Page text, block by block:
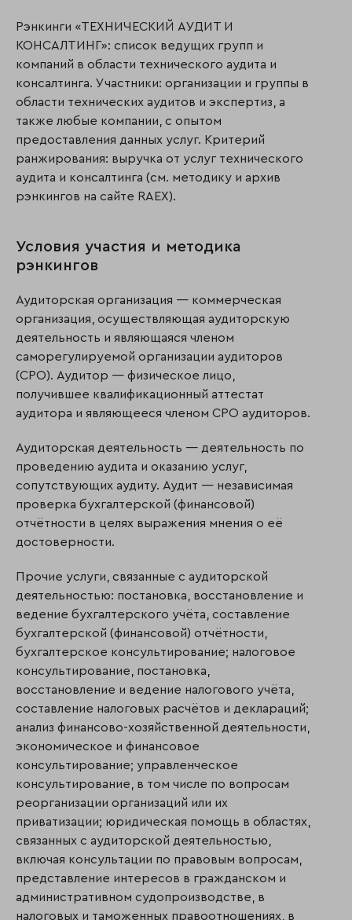
Рэнкинги «ТЕХНИЧЕСКИЙ АУДИТ И
КОНСАЛТИНГ»: список ведущих групп и
компаний в области технического аудита и
консалтинга. Участники: организации и группы в
области технических аудитов и экспертиз, а
также любые компании, с опытом
предоставления данных услуг. Критерий
ранжирования: выручка от услуг технического
аудита и кон­салтинга (см. методику и архив
рэнкингов на сайте RAEX).
Условия участия и методика
рэнкингов
Аудиторская организация — коммерческая
организация, осуществляющая аудиторскую
деятельность и являющаяся членом
саморегулируемой организации аудиторов
(СРО). Аудитор — физическое лицо,
получившее квалификационный аттестат
аудитора и являющееся членом СРО аудиторов.
Аудиторская деятельность — деятельность по
проведению аудита и оказанию услуг,
сопутствующих аудиту. Аудит — независимая
проверка бухгалтерской (финансовой)
отчётности в целях выражения мнения о её
достоверности.
Прочие услуги, связанные с аудиторской
деятельностью: постановка, восстановление и
ведение бухгалтерского учёта, составление
бухгалтерской (финансовой) отчётности,
бухгалтерское консультирование; налоговое
консультирование, поста­новка,
восстановление и ведение налогового учёта,
составление налоговых расчётов и декла­раций;
анализ финансово-хозяйственной деятельности,
экономическое и финан­со­вое
консультирование; управленческое
консультирование, в том числе по вопросам
реорганизации организаций или их
приватизации; юридическая помощь в областях,
связанных с аудиторской деятельностью,
включая консультации по правовым вопросам,
представление интересов в гражданском и
административном судопроиз­водстве, в
налоговых и таможенных правоотношениях, в